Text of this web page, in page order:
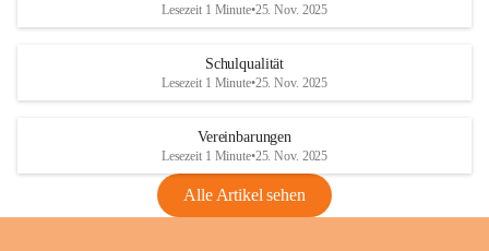
Lesezeit 1 Minute•25. Nov. 2025
Schulqualität
Lesezeit 1 Minute•25. Nov. 2025
Vereinbarungen
Lesezeit 1 Minute•25. Nov. 2025
Alle Artikel sehen